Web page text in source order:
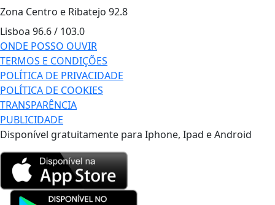
Zona Centro e Ribatejo 92.8
Lisboa 96.6 / 103.0
ONDE POSSO OUVIR
TERMOS E CONDIÇÕES
POLÍTICA DE PRIVACIDADE
POLÍTICA DE COOKIES
TRANSPARÊNCIA
PUBLICIDADE
Disponível gratuitamente para Iphone, Ipad e Android